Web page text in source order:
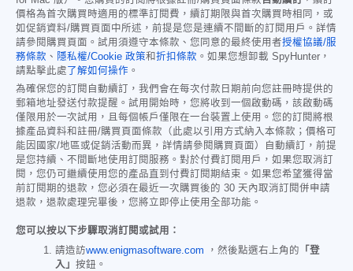
價格為首次購買時適用的標準訂閱費，續訂期限與首次購買時相同，或
如促銷資料/購買頁面中所述，前提是您是連續不間斷的訂閱用戶。詳情
請參閱購買頁面。試用須遵守本條款、您同意的最終使用者授權協議/服
務條款 、 隱私權/Cookie 政策和折扣條款 。如果您想卸載 SpyHunter，
請點擊此處 了解如何操作 。
為確保您的訂閱自動續訂，我們會在每次付款日期前向您註冊時提供的
郵箱地址發送付款提醒。試用開始時，您將收到一個啟動碼，該啟動碼
僅限用於一次試用，且每個帳戶僅限在一台裝置上使用。您的訂閱將根
據產品資料和註冊/購買頁面條款（此處以引用方式納入本條款；價格可
能因國家/地區或促銷活動而異，詳情請參閱購買頁面）自動續訂，前提
是您持續、不間斷地使用訂閱服務。對於付費訂閱用戶，如果您取消訂
閱，您仍可繼續使用您的產品直到付費訂閱期結束。如果您希望獲得當
前訂閱期的退款，您必須在最近一次購買後的 30 天內取消訂閱併申請
退款，退款處理完畢後，您將立即停止使用全部功能。
您可以按以下步驟取消訂閱或試用：
請造訪www.enigmasoftware.com ，然後點選右上角的 「登
入」 按鈕。